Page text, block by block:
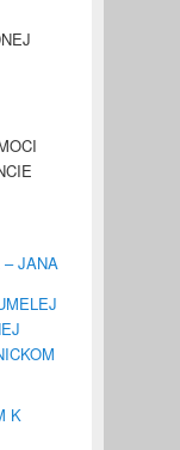
– JANA
K